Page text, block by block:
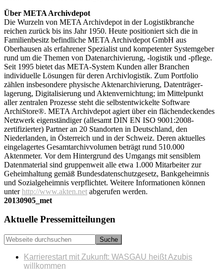
Über META Archivdepot
Die Wurzeln von META Archivdepot in der Logistikbranche
reichen zurück bis ins Jahr 1950. Heute positioniert sich die in
Familienbesitz befindliche META Archivdepot GmbH aus
Oberhausen als erfahrener Spezialist und kompetenter Systemgeber
rund um die Themen von Datenarchivierung, -logistik und -pflege.
Seit 1995 bietet das META-System Kunden aller Branchen
individuelle Lösungen für deren Archivlogistik. Zum Portfolio
zählen insbesondere physische Aktenarchivierung, Datenträger-
lagerung, Digitalisierung und Aktenvernichtung; im Mittelpunkt
aller zentralen Prozesse steht die selbstentwickelte Software
ArchiStore®. META Archivdepot agiert über ein flächendeckendes
Netzwerk eigenständiger (allesamt DIN EN ISO 9001:2008-
zertifizierter) Partner an 20 Standorten in Deutschland, den
Niederlanden, in Österreich und in der Schweiz. Deren aktuelles
eingelagertes Gesamtarchivvolumen beträgt rund 510.000
Aktenmeter. Vor dem Hintergrund des Umgangs mit sensiblem
Datenmaterial sind gruppenweit alle etwa 1.000 Mitarbeiter zur
Geheimhaltung gemäß Bundesdatenschutzgesetz, Bankgeheimnis
und Sozialgeheimnis verpflichtet. Weitere Informationen können
unterhttp://www.akten.net abgerufen werden.
20130905_met
Seitenspalte
Aktuelle Pressemitteilungen
Webseite
durchsuchen
Karrierestart mit Zukunft: WASGAU heißt Azubis
willkommen